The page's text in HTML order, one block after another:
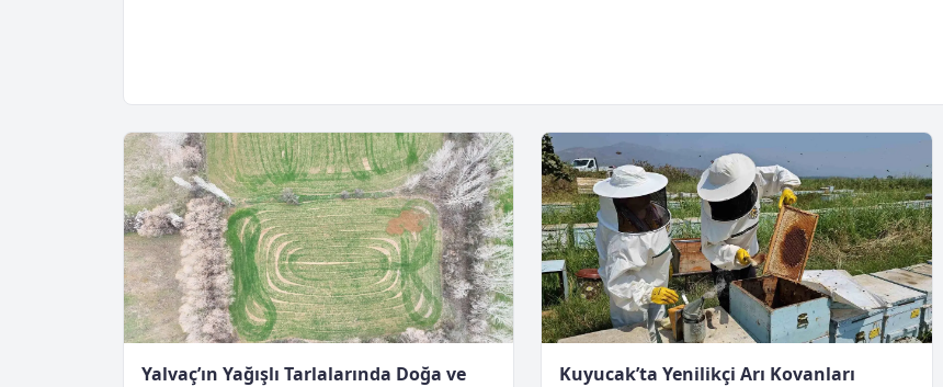
Yalvaç’ın Yağışlı Tarlalarında Doğa ve
Kuyucak’ta Yenilikçi Arı Kovanları